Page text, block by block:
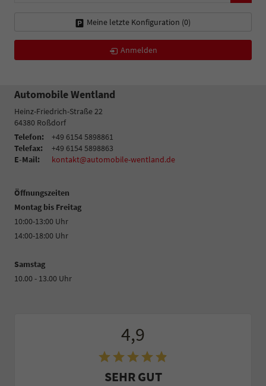
Meine letzte Konfiguration (0)
Anmelden
Automobile Wentland
Heinz-Friedrich-Straße 22
64380 Roßdorf
Telefon:
+49 6154 5898861
Telefax:
+49 6154 5898863
E-Mail:
kontakt@automobile-wentland.de
Öffnungszeiten
Montag bis Freitag
10:00-13:00 Uhr
14:00-18:00 Uhr
Samstag
10.00 - 13.00 Uhr
4,9
SEHR GUT